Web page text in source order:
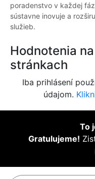
poradenstvo v každej
sústavne inovuje a
služieb.
Hodnotenia
stránkach
Iba prihlásení
údajom.
To
Gratulujeme!